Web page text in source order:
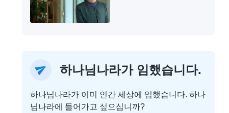
하나님나라가 임했습니다.
하나님나라가 이미 인간 세상에 임했습니다. 하나
님나라에 들어가고 싶으십니까?